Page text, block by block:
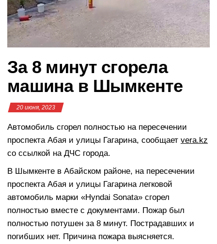
За 8 минут сгорела
машина в Шымкенте
20 июня, 2023
Автомобиль сгорел полностью на пересечении
проспекта Абая и улицы Гагарина, сообщает vera.kz
со ссылкой на ДЧС города.
В Шымкенте в Абайском районе, на пересечении
проспекта Абая и улицы Гагарина легковой
автомобиль марки «Hyndai Sonata» сгорел
полностью вместе с документами. Пожар был
полностью потушен за 8 минут. Пострадавших и
погибших нет. Причина пожара выясняется.